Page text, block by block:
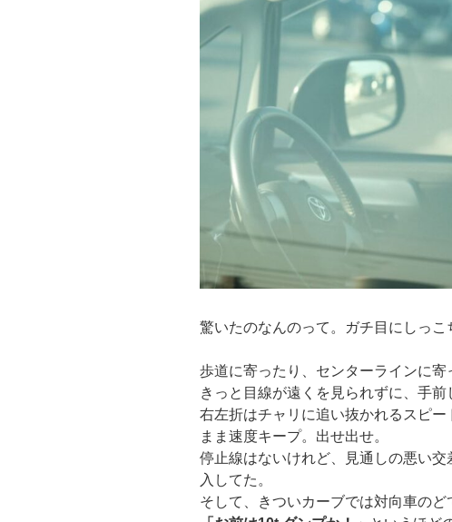
驚いたのなんのって。ガチ目にしっこ
歩道に寄ったり、センターラインに寄
きっと目線が遠くを見られずに、手前
右左折はチャリに追い抜かれるスピ
まま速度キープ。出せ出せ。
停止線はないけれど、見通しの悪い
入してた。
そして、きついカーブでは対向車の